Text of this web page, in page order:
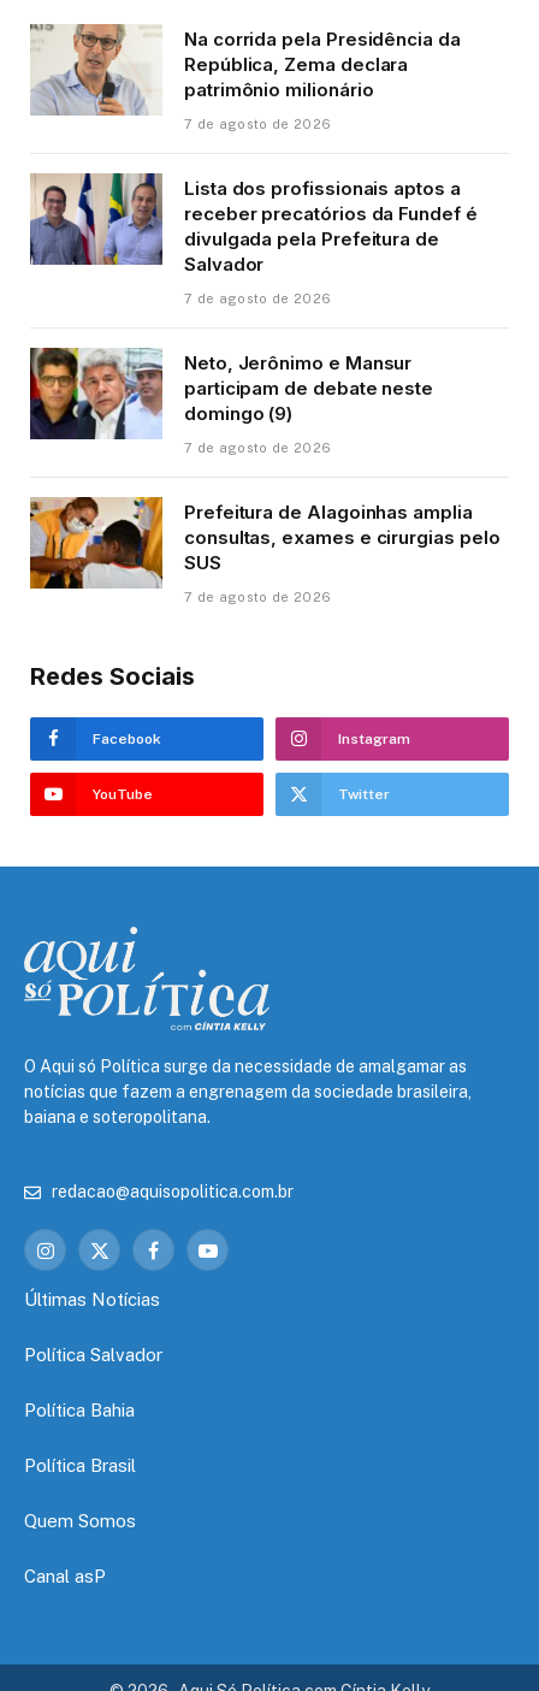
Na corrida pela Presidência da
República, Zema declara
patrimônio milionário
7 de agosto de 2026
Lista dos profissionais aptos a
receber precatórios da Fundef é
divulgada pela Prefeitura de
Salvador
7 de agosto de 2026
Neto, Jerônimo e Mansur
participam de debate neste
domingo (9)
7 de agosto de 2026
Prefeitura de Alagoinhas amplia
consultas, exames e cirurgias pelo
SUS
7 de agosto de 2026
Redes Sociais
Facebook Instagram
YouTube Twitter
O Aqui só Política surge da necessidade de amalgamar as
notícias que fazem a engrenagem da sociedade brasileira,
baiana e soteropolitana.
redacao@aquisopolitica.com.br
Instagram
X
FacebookYouTube
Últimas Notícias
Política Salvador
Política Bahia
Política Brasil
Quem Somos
Canal asP